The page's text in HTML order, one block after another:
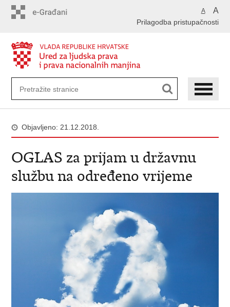
A A
Prilagodba pristupačnosti
Objavljeno: 21.12.2018.
OGLAS za prijam u državnu
službu na određeno vrijeme